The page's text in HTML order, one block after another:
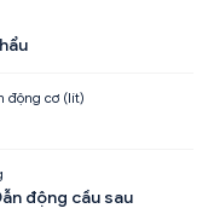
động cơ (lít)
động cầu sau